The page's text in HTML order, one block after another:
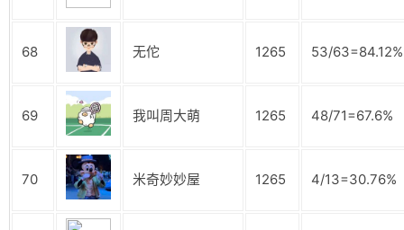
68 无佗 1265 53/63=84.12%
69 我叫周大萌 1265 48/71=67.6%
70 米奇妙妙屋 1265 4/13=30.76%